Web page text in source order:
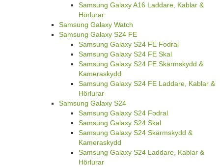
Samsung Galaxy A16 Laddare, Kablar &
Hörlurar
Samsung Galaxy Watch
Samsung Galaxy S24 FE
Samsung Galaxy S24 FE Fodral
Samsung Galaxy S24 FE Skal
Samsung Galaxy S24 FE Skärmskydd &
Kameraskydd
Samsung Galaxy S24 FE Laddare, Kablar &
Hörlurar
Samsung Galaxy S24
Samsung Galaxy S24 Fodral
Samsung Galaxy S24 Skal
Samsung Galaxy S24 Skärmskydd &
Kameraskydd
Samsung Galaxy S24 Laddare, Kablar &
Hörlurar